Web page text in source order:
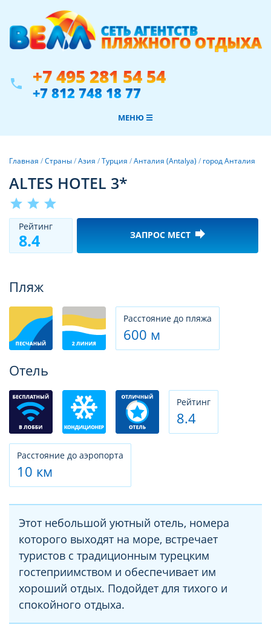
phone +7 495 281 54 54
+7 812 748 18 77
МЕНЮ ☰
Главная /Страны/Азия /Турция /Анталия (Antalya) / город Анталия
ALTES HOTEL 3*
star star star
Рeйтинг
8.4 ЗАПРОС МЕСТ forward
Пляж
Расстояние до пляжа
600 м
Отель
Рeйтинг
8.4
Расстояние до аэропорта
10 км
Этот небольшой уютный отель, номера
которого выходят на море, встречает
туристов с традиционным турецким
гостеприимством и обеспечивает им
хороший отдых. Подойдет для тихого и
спокойного отдыха.